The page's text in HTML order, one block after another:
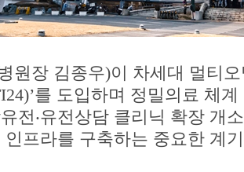
원장 김종우)이 차세대 멀티
를 도입하며 정밀의료 체
전‧유전상담 클리닉 확장 개
인프라를 구축하는 중요한 계